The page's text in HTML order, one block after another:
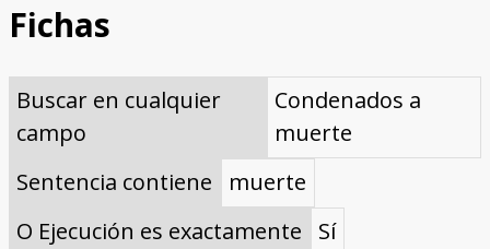
Directorio A-Z
Provincias de nacimiento
Profesión
Cárceles
Condenados a muerte
Condenados a muerte (con busca
dinámica)
Ejecutados
El proyecto
Razones y objetivos
Colaboradores
Fuentes documentales
Fichas
Buscar en cualquier
campo
Condenados a
muerte
Sentencia contiene
muerte
O Ejecución es exactamente
Sí